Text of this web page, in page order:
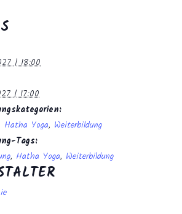
| 18:00
| 17:00
Hatha Yoga, Weiterbildung
Tags:
, Hatha Yoga, Weiterbildung